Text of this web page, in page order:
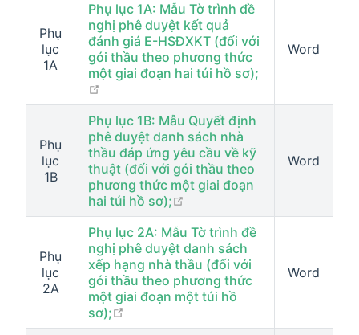
Phụ
lục
1A
Phụ lục 1A: Mẫu Tờ trình đề
nghị phê duyệt kết quả
đánh giá E-HSĐXKT (đối với
gói thầu theo phương thức
một giai đoạn hai túi hồ sơ);
Word
Phụ
lục
1B
Phụ lục 1B: Mẫu Quyết định
phê duyệt danh sách nhà
thầu đáp ứng yêu cầu về kỹ
thuật (đối với gói thầu theo
phương thức một giai đoạn
hai túi hồ sơ);
Word
Phụ
lục
2A
Phụ lục 2A: Mẫu Tờ trình đề
nghị phê duyệt danh sách
xếp hạng nhà thầu (đối với
gói thầu theo phương thức
một giai đoạn một túi hồ
sơ);
Word